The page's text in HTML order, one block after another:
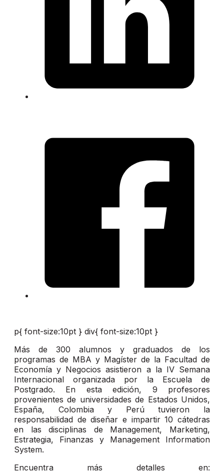
p{ font-size:10pt } div{ font-size:10pt }
Más de 300 alumnos y graduados de los
programas de MBA y Magíster de la Facultad de
Economía y Negocios asistieron a la IV Semana
Internacional organizada por la Escuela de
Postgrado. En esta edición, 9 profesores
provenientes de universidades de Estados Unidos,
España, Colombia y Perú tuvieron la
responsabilidad de diseñar e impartir 10 cátedras
en las disciplinas de Management, Marketing,
Estrategia, Finanzas y Management Information
System.
Encuentra más detalles en: